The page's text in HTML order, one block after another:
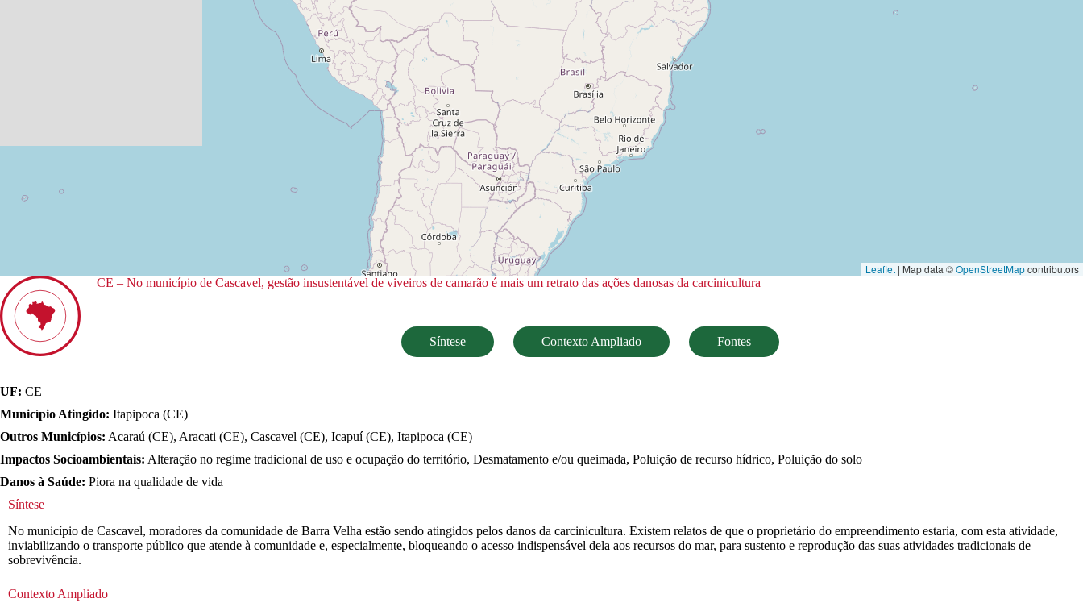
Leaflet | Map data ©OpenStreetMapcontributors
CE – No município de Cascavel, gestão insustentável de viveiros de camarão é mais um retrato das ações danosas da carcinicultura
Síntese Contexto Ampliado Fontes
UF: CE
Município Atingido: Itapipoca (CE)
Outros Municípios: Acaraú (CE), Aracati (CE), Cascavel (CE), Icapuí (CE), Itapipoca (CE)
Impactos Socioambientais: Alteração no regime tradicional de uso e ocupação do território, Desmatamento e/ou queimada, Poluição de recurso hídrico, Poluição do solo
Danos à Saúde: Piora na qualidade de vida
Síntese
No município de Cascavel, moradores da comunidade de Barra Velha estão sendo atingidos pelos danos da carcinicultura. Existem relatos de que o proprietário do empreendimento estaria, com esta atividade,
inviabilizando o transporte público que atende à comunidade e, especialmente, bloqueando o acesso indispensável dela aos recursos do mar, para sustento e reprodução das suas atividades tradicionais de
sobrevivência.
Contexto Ampliado